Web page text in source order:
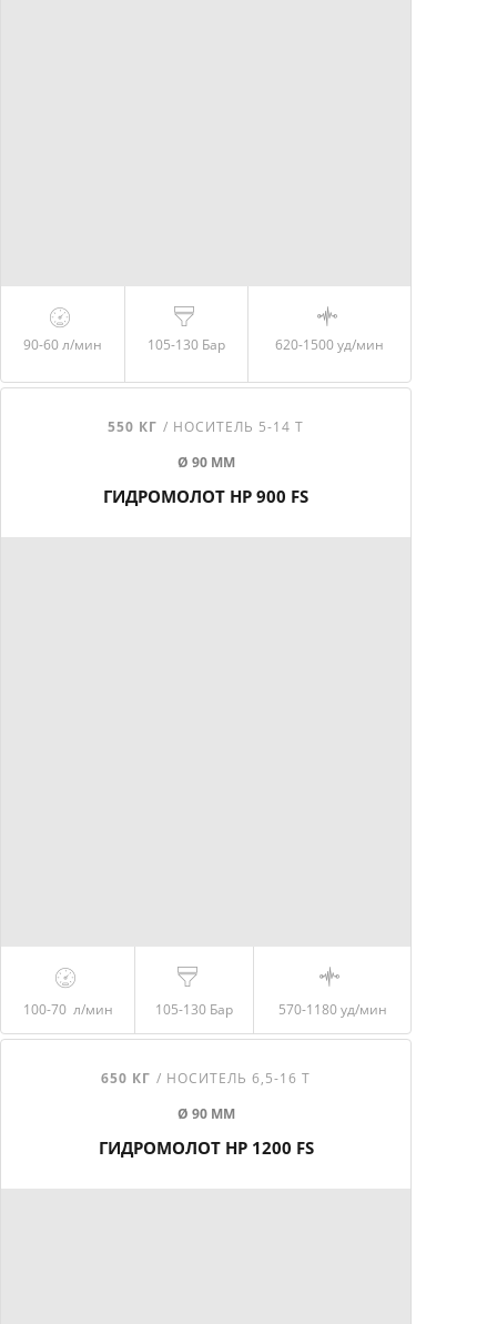
90-60 л/мин 105-130 Бар 620-1500 уд/мин
550 КГ / НОСИТЕЛЬ 5-14 Т
Ø 90 ММ
ГИДРОМОЛОТ HP 900 FS
100-70 л/мин 105-130 Бар 570-1180уд/мин
650 КГ / НОСИТЕЛЬ 6,5-16 Т
Ø 90 ММ
ГИДРОМОЛОТ HP 1200 FS